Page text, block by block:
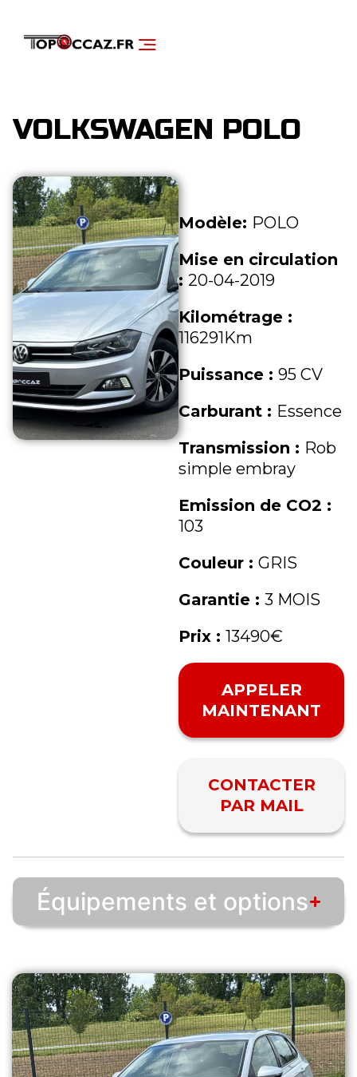
VOLKSWAGEN POLO
Modèle: POLO
Mise en circulation
: 20-04-2019
Kilométrage :
116291Km
Puissance : 95 CV
Carburant : Essence
Transmission : Rob
simple embray
Emission de CO2 :
103
Couleur : GRIS
Garantie : 3 MOIS
Prix : 13490€
APPELER
MAINTENANT
CONTACTER
PAR MAIL
Équipements et options